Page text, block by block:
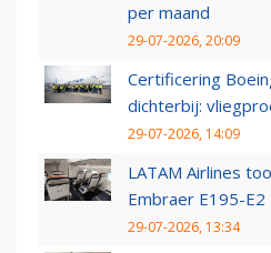
per maand
29-07-2026, 20:09
Certificering
dichterbij:
29-07-2026, 14:09
LATAM Airlines
Embraer E195-E2
29-07-2026, 13:34